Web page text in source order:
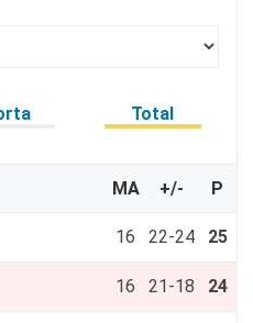
Total
MA +/- P
16 22-24 25
16 21-18 24